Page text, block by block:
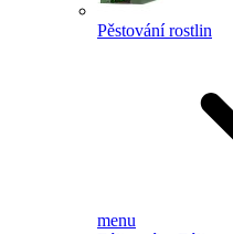
Pěstování rostlin
menu